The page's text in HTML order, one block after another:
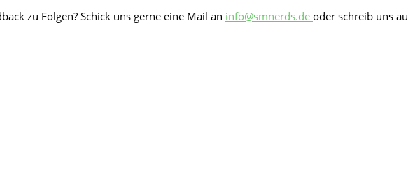
zu Folgen? Schick uns gerne eine Mail an info@smnerds.de oder schreib uns